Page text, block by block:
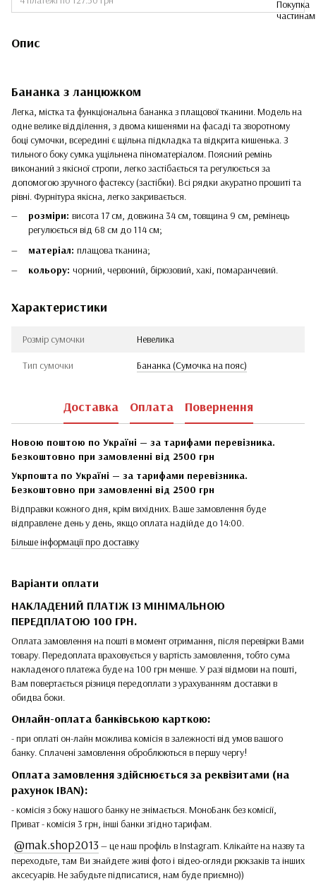
Опис
Бананка з ланцюжком
Легка, містка та функціональна бананка з плащової тканини. Модель на
одне велике відділення, з двома кишенями на фасаді та зворотному
боці сумочки, всередині є щільна підкладка та відкрита кишенька. З
тильного боку сумка ущільнена піноматеріалом. Поясний ремінь
виконаний з якісної стропи, легко застібається та регулюється за
допомогою зручного фастексу (застібки). Всі рядки акуратно прошиті та
рівні. Фурнітура якісна, легко закривається.
розміри: висота 17 см, довжина 34 см, товщина 9 см, ремінець
регулюється від 68 см до 114 см;
матеріал: плащова тканина;
кольору: чорний, червоний, бірюзовий, хакі, помаранчевий.
Характеристики
Розмір сумочки Невелика
Тип сумочки Бананка (Сумочка на пояс)
Доставка Оплата Повернення
Новою поштою по Україні — за тарифами перевізника.
Безкоштовно при замовленні від 2500 грн
Укрпошта по Україні — за тарифами перевізника.
Безкоштовно при замовленні від 2500 грн
Відправки кожного дня, крім вихідних. Ваше замовлення буде
відправлене день у день, якщо оплата надійде до 14:00.
Більше інформації про доставку
Варіанти оплати
НАКЛАДЕНИЙ ПЛАТІЖ ІЗ МІНІМАЛЬНОЮ
ПЕРЕДПЛАТОЮ 100 ГРН.
Оплата замовлення на пошті в момент отримання, після перевірки Вами
товару. Передоплата враховується у вартість замовлення, тобто сума
накладеного платежа буде на 100 грн менше. У разі відмови на пошті,
Вам повертається різниця передоплати з урахуванням доставки в
обидва боки.
Онлайн-оплата банківською карткою:
- при оплаті он-лайн можлива комісія в залежності від умов вашого
банку. Сплачені замовлення оброблюються в першу чергу!
Оплата замовлення здійснюється за реквізитами (на
рахунок IBAN):
- комісія з боку нашого банку не знімається. МоноБанк без комісії,
Приват - комісія 3 грн, інші банки згідно тарифам.
@mak.shop2013 — це наш профіль в Instagram. Клікайте на назву та
переходьте, там Ви знайдете живі фото і відео-огляди рюкзаків та інших
аксесуарів. Не забудьте підписатися, нам буде приємно))